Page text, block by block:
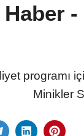
programı
Minikler